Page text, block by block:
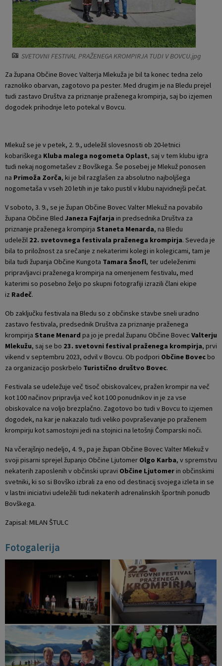
SVETOVNI FESTIVAL PRAŽENEGA KROMPIRJA TUDI V BOVCU.jpg
Za župana Občine Bovec Valterja Mlekuža je bil ta konec tedna zelo
raznoliko obarvan, zagotovo pa pester. Med drugim je na Bledu prejel
tudi zastavo Društva za priznanje praženega krompirja, saj bo izjemen
dogodek prihodnje leto potekal v Bovcu.
Mlekuž se je v petek, 2. 9., udeležil slovesnosti ob 20-letnici
kobariškega Kluba malega nogometa Oplast, saj v tem klubu igra
tudi nekaj nogometašev z Bovškega. Še posebej je Mlekuž ponosen
na Primoža Zorča, ki je bil razglašen za absolutno najboljšega
nogometaša v vseh 20 letih in je tako pustil v klubu najvidnejši pečat.
V soboto, 3. 9., se je župan Občine Bovec Valter Mlekuž na povabilo
župana Občine Bled Janeza Fajfarja in predsednika Društva za
priznanje praženega krompirja Staneta Menarda, na Bledu
udeležil 22. svetovnega festivala praženega krompirja. Seveda je
bila to priložnost za srečanje z nekaterimi kolegi in kolegicami, tam je
bila tudi županja Občine Kungota Tamara Šnofl, ter udeleženimi
pripravljavci praženega krompirja na omenjenem festivalu, med
katerimi so posebno željo po skupni fotografiji izrazili člani ekipe
iz Radeč.
Ob zaključku festivala na Bledu so z občinske stavbe sneli uradno
zastavo festivala, predsednik Društva za priznanje praženega
krompirja Stane Menard pa jo je predal županu Občine Bovec Valterju
Mlekužu, saj se bo 23. svetovni festival praženega krompirja, prvi
vikend v septembru 2023, odvil v Bovcu. Ob podpori Občine Bovecbo
za organizacijo poskrbelo Turistično društvo Bovec.
Festivala se udeležuje več tisoč obiskovalcev, pražen krompir na več
kot 100 načinov pripravlja več kot 100 ponudnikov in je za vse
obiskovalce na voljo brezplačno. Zagotovo bo tudi v Bovcu to izjemen
dogodek, na kar je nakazalo tudi veliko povpraševanje po praženem
krompirju kot samostojni jedi na stojnici na letošnji Čomparski noči.
Na včerajšnjo nedeljo, 4. 9., pa je župan Občine Bovec Valter Mlekuž v
svoji pisarni sprejel županjo Občine Ljutomer Olgo Karba, v spremstvu
nekaterih zaposlenih v občinski upravi Občine Ljutomerin občinskimi
svetniki, ki so si Bovško izbrali za eno od destinacij svojega izleta in se
v lastni iniciativi udeležili tudi nekaterih adrenalinskih športnih ponudb
Bovškega.
Zapisal: MILAN ŠTULC
Fotogalerija
Krajevne skupnosti
Naselja v občini
Organigram
Varstvo osebnih podatkov
Strateški dokumenti
Katalog informacij javnega značaja
Projekti in investicije
Prostorski akti občine
Občinski časopis
Proračun občine
Gosp. javne službe
Osmrtnice iz regije